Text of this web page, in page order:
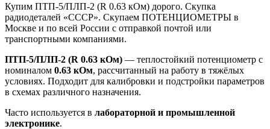
Купим ПТП-5/ПЛП-2 (R 0.63 кОм) дорого. Скупка
радиодеталей «СССР». Скупаем ПОТЕНЦИОМЕТРЫ в
Москве и по всей России с отправкой почтой или
транспортными компаниями.
ПТП-5/ПЛП-2 (R 0.63 кОм) — теплостойкий потенциометр с
номиналом 0.63 кОм, рассчитанный на работу в тяжёлых
условиях. Подходит для калибровки и подстройки параметров
в схемах различного назначения.
Часто используется в лабораторной и промышленной
электронике.